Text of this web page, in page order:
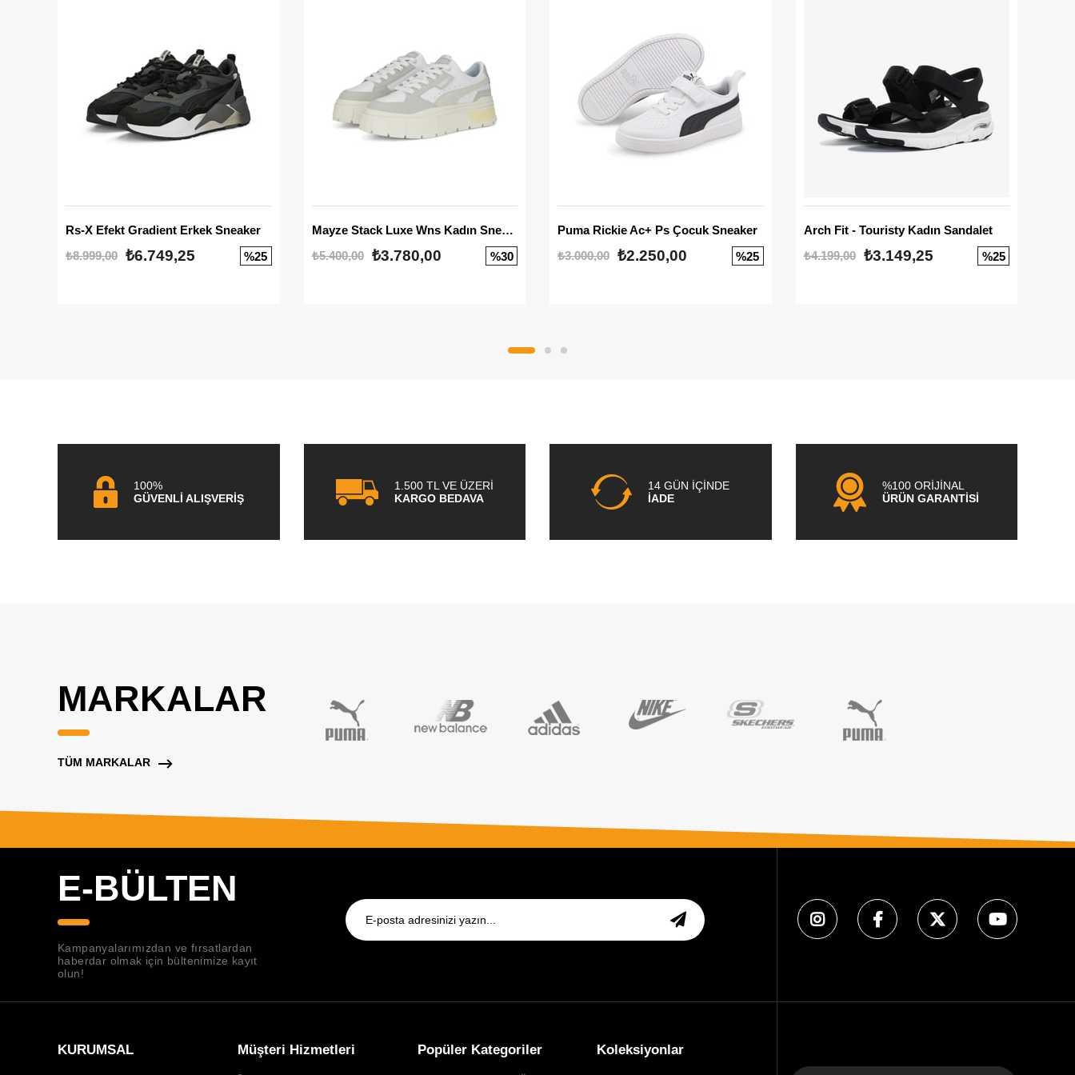
Rs-X Efekt Gradient Erkek Sneaker
₺8.999,00 ₺6.749,25 %25
Mayze Stack Luxe Wns Kadın Sneaker
₺5.400,00
₺3.780,00 %30
Puma Rickie Ac+ Ps Çocuk Sneaker
₺3.000,00 ₺2.250,00 %25
Arch Fit - Touristy Kadın Sandalet
₺4.199,00
₺3.149,25 %25
100%
GÜVENLİ ALIŞVERİŞ
1.500 TL VE ÜZERİ
KARGO BEDAVA
14 GÜN İÇİNDE
İADE
%100 ORİJİNAL
ÜRÜN GARANTİSİ
MARKALAR
TÜM MARKALAR
E-BÜLTEN
Kampanyalarımızdan ve fırsatlardan
haberdar olmak için bültenimize kayıt
olun!
KURUMSAL Müşteri Hizmetleri Popüler Kategoriler Koleksiyonlar